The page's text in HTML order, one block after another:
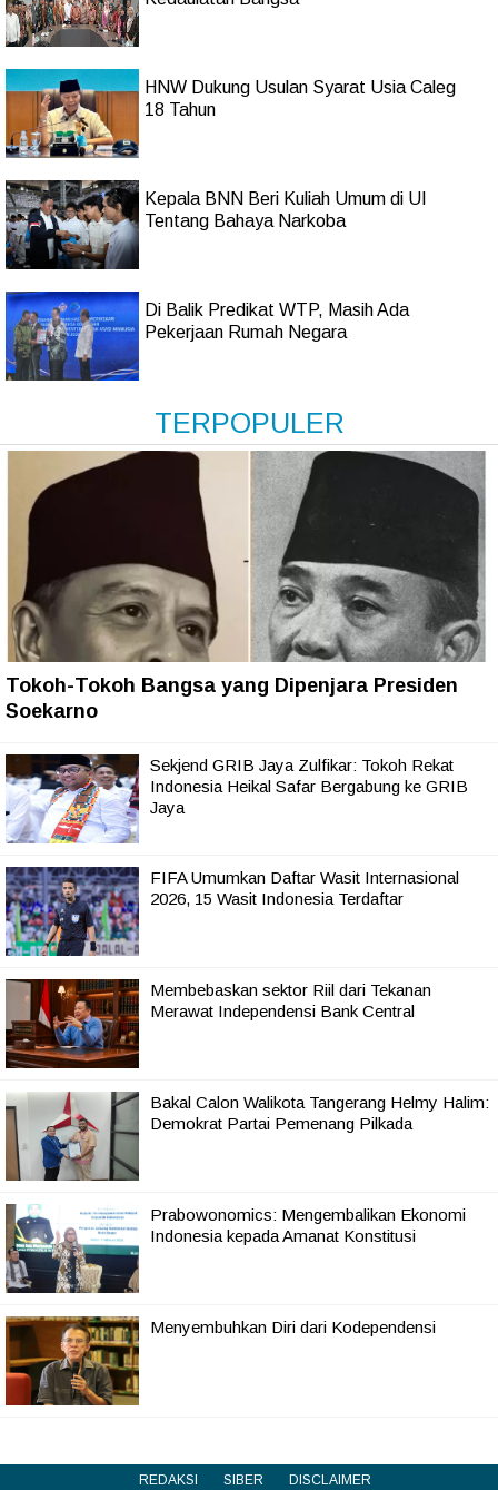
HNW Dukung Usulan Syarat Usia Caleg
18 Tahun
Kepala BNN Beri Kuliah Umum di UI
Tentang Bahaya Narkoba
Di Balik Predikat WTP, Masih Ada
Pekerjaan Rumah Negara
TERPOPULER
Tokoh-Tokoh Bangsa yang Dipenjara Presiden
Soekarno
Sekjend GRIB Jaya Zulfikar: Tokoh Rekat
Indonesia Heikal Safar Bergabung ke GRIB
Jaya
FIFA Umumkan Daftar Wasit Internasional
2026, 15 Wasit Indonesia Terdaftar
Membebaskan sektor Riil dari Tekanan
Merawat Independensi Bank Central
Bakal Calon Walikota Tangerang Helmy Halim:
Demokrat Partai Pemenang Pilkada
Prabowonomics: Mengembalikan Ekonomi
Indonesia kepada Amanat Konstitusi
Menyembuhkan Diri dari Kodependensi
REDAKSI SIBER DISCLAIMER